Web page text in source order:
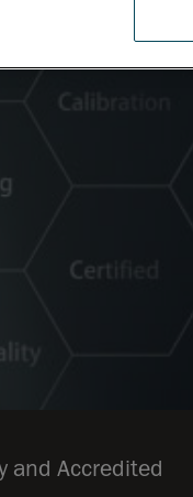
and Accredited